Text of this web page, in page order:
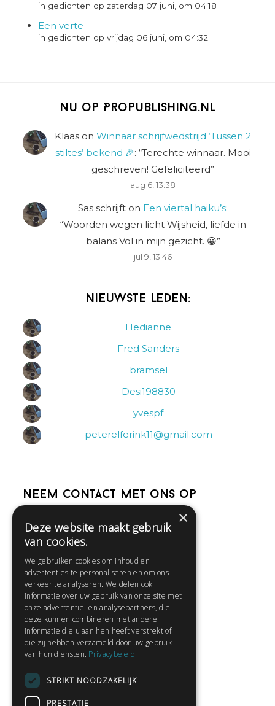
in gedichten op zaterdag 07 juni, om 04:18
Een verte
in gedichten op vrijdag 06 juni, om 04:32
Nu op Propublishing.nl
Klaas on Winnaar schrijfwedstrijd ‘Tussen 2
stiltes’ bekend 🎉: “Terechte winnaar. Mooi
geschreven! Gefeliciteerd”
aug 6, 13:38
Sas schrijft on Een viertal haiku’s:
“Woorden wegen licht Wijsheid, liefde in
balans Vol in mijn gezicht. 😀”
jul 9, 13:46
Nieuwste leden:
Hedianne
Fred Sanders
bramsel
Desi198830
yvespf
peterelferink11@gmail.com
Neem contact met ons op
Help
Contact
Huisregels
Snel naar:
Gratis aanmelden
Privacybeleid
×
Deze website maakt gebruik
van cookies.
We gebruiken cookies om inhoud en
advertenties te personaliseren en om ons
verkeer te analyseren. We delen ook
informatie over uw gebruik van onze site met
onze advertentie- en analysepartners, die
deze kunnen combineren met andere
informatie die u aan hen heeft verstrekt of
die zij hebben verzameld door uw gebruik
van hun diensten. Privacybeleid
STRIKT NOODZAKELIJK
PRESTATIE